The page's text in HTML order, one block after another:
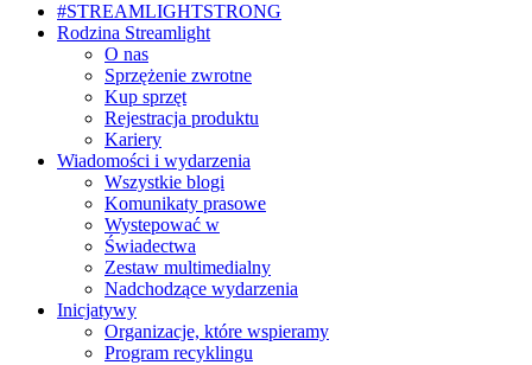
#STREAMLIGHTSTRONG
Rodzina Streamlight
O nas
Sprzężenie zwrotne
Kup sprzęt
Rejestracja produktu
Kariery
Wiadomości i wydarzenia
Wszystkie blogi
Komunikaty prasowe
Wystepować w
Świadectwa
Zestaw multimedialny
Nadchodzące wydarzenia
Inicjatywy
Organizacje, które wspieramy
Program recyklingu